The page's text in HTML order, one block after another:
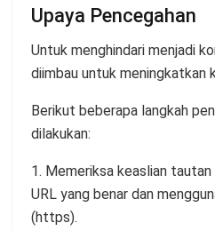
Upaya Pencegahan
Untuk menghindari menjadi
diimbau untuk meningkatkan
Berikut beberapa langkah
dilakukan:
1. Memeriksa keaslian
URL yang benar dan
(https).